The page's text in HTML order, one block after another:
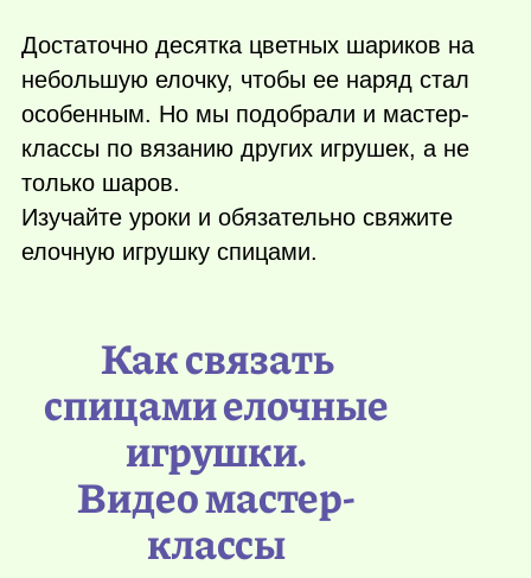
Достаточно десятка цветных шариков на
небольшую елочку, чтобы ее наряд стал
особенным. Но мы подобрали и мастер-
классы по вязанию других игрушек, а не
только шаров.
Изучайте уроки и обязательно свяжите
елочную игрушку спицами.
Как связать
спицами елочные
игрушки.
Видео мастер-
классы